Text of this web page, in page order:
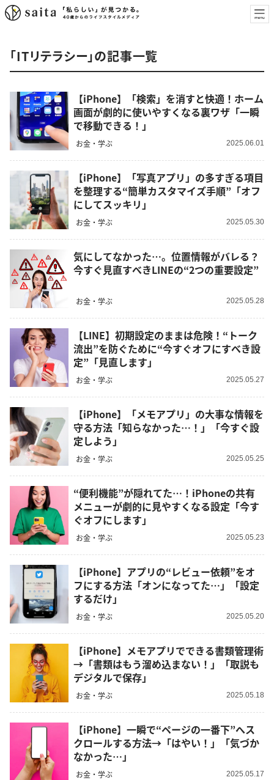
「ITリテラシー」の記事一覧
【iPhone】「検索」を消すと快適！ホーム
画面が劇的に使いやすくなる裏ワザ「一瞬
で移動できる！」
お金・学ぶ 2025.06.01
【iPhone】「写真アプリ」の多すぎる項目
を整理する“簡単カスタマイズ手順”「オフ
にしてスッキリ」
お金・学ぶ 2025.05.30
気にしてなかった…。位置情報がバレる？
今すぐ見直すべきLINEの“2つの重要設定”
お金・学ぶ 2025.05.28
【LINE】初期設定のままは危険！“トーク
流出”を防ぐために“今すぐオフにすべき設
定”「見直します」
お金・学ぶ 2025.05.27
【iPhone】「メモアプリ」の大事な情報を
守る方法「知らなかった…！」「今すぐ設
定しよう」
お金・学ぶ 2025.05.25
“便利機能”が隠れてた…！iPhoneの共有
メニューが劇的に見やすくなる設定「今す
ぐオフにします」
お金・学ぶ 2025.05.23
【iPhone】アプリの“レビュー依頼”をオ
フにする方法「オンになってた…」「設定
するだけ」
お金・学ぶ 2025.05.20
【iPhone】メモアプリでできる書類管理術
→「書類はもう溜め込まない！」「取説も
デジタルで保存」
お金・学ぶ 2025.05.18
【iPhone】一瞬で“ページの一番下”へス
クロールする方法→「はやい！」「気づか
なかった…」
お金・学ぶ 2025.05.17